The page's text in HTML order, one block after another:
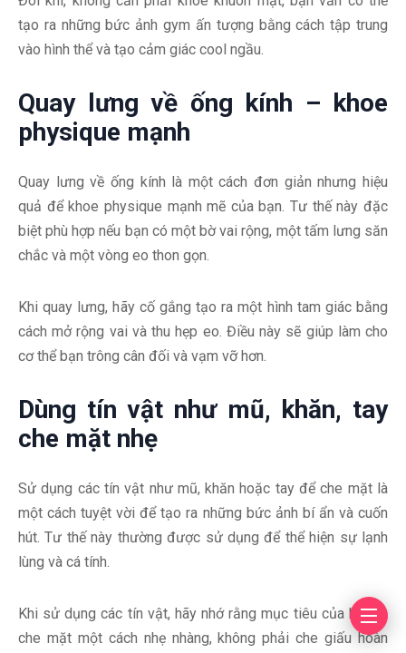
tạo ra những bức ảnh gym ấn tượng bằng cách tập trung
vào hình thể và tạo cảm giác cool ngầu.
Quay lưng về ống kính – khoe
physique mạnh
Quay lưng về ống kính là một cách đơn giản nhưng hiệu
quả để khoe physique mạnh mẽ của bạn. Tư thế này đặc
biệt phù hợp nếu bạn có một bờ vai rộng, một tấm lưng săn
chắc và một vòng eo thon gọn.
Khi quay lưng, hãy cố gắng tạo ra một hình tam giác bằng
cách mở rộng vai và thu hẹp eo. Điều này sẽ giúp làm cho
cơ thể bạn trông cân đối và vạm vỡ hơn.
Dùng tín vật như mũ, khăn, tay
che mặt nhẹ
Sử dụng các tín vật như mũ, khăn hoặc tay để che mặt là
một cách tuyệt vời để tạo ra những bức ảnh bí ẩn và cuốn
hút. Tư thế này thường được sử dụng để thể hiện sự lạnh
lùng và cá tính.
Khi sử dụng các tín vật, hãy nhớ rằng mục tiêu của bạn là
che mặt một cách nhẹ nhàng, không phải che giấu hoàn